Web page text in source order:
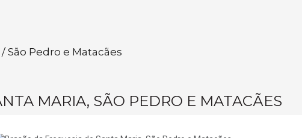
São Pedro e Matacães
MARIA, SÃO PEDRO E MATACÃES